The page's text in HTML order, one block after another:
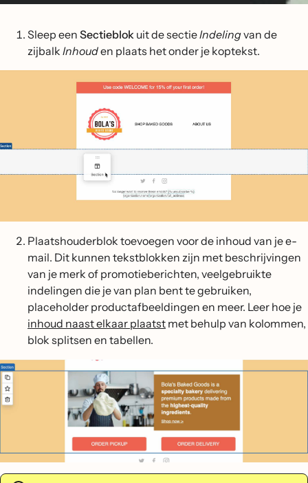
Sleep een Sectieblok uit de sectieIndelingvan de
zijbalk Inhouden plaats het onder je koptekst.
Plaatshouderblok toevoegen voor de inhoud van je e-
mail. Dit kunnen tekstblokken zijn met beschrijvingen
van je merk of promotieberichten, veelgebruikte
indelingen die je van plan bent te gebruiken,
placeholder productafbeeldingen en meer. Leer hoe je
inhoud naast elkaar plaatst met behulp van kolommen,
blok splitsen en tabellen.